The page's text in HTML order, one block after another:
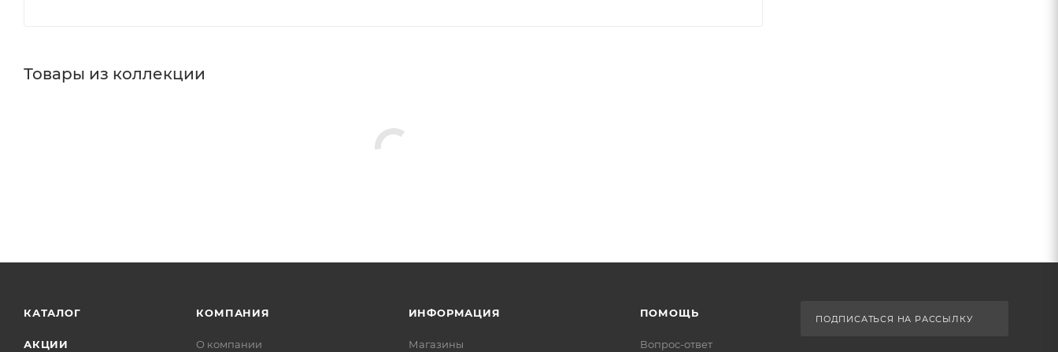
Товары из коллекции
КАТАЛОГ
АКЦИИ
КОМПАНИЯ
О компании
ИНФОРМАЦИЯ
Магазины
ПОМОЩЬ
Вопрос-ответ
ПОДПИСАТЬСЯ НА РАССЫЛКУ